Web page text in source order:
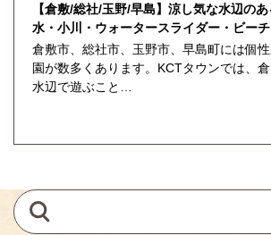
【倉敷/総社/玉野/早島】涼し気な水辺の
水・小川・ウォータースライダー・ビーチ
倉敷市、総社市、玉野市、早島町には個
園が数多くあります。KCTタウンでは、
水辺で遊ぶこと…